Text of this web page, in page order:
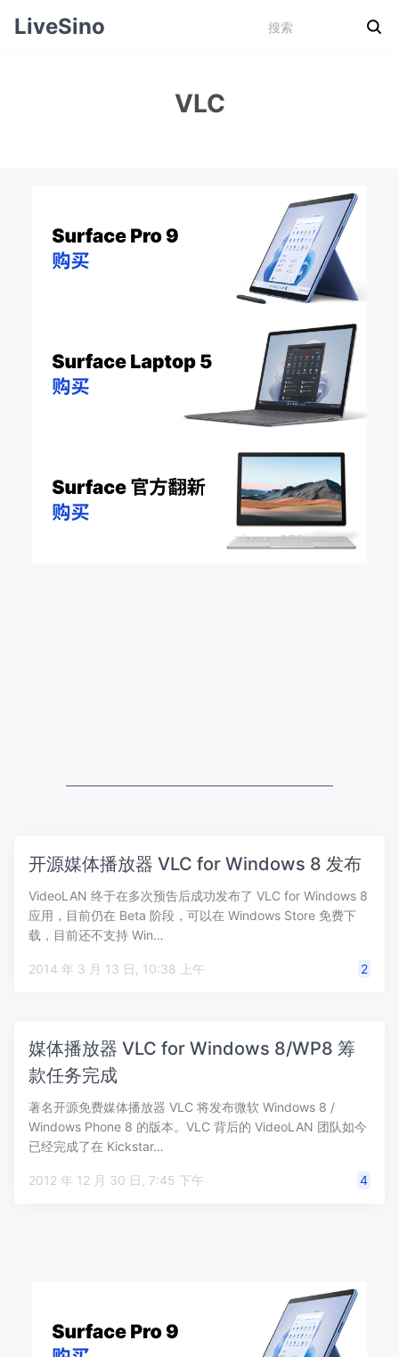
LiveSino
VLC
开源媒体播放器 VLC for Windows 8 发布
VideoLAN 终于在多次预告后成功发布了 VLC for Windows 8
应用，目前仍在 Beta 阶段，可以在 Windows Store 免费下
载，目前还不支持 Win…
2014 年 3 月 13 日, 10:38 上午 2
媒体播放器 VLC for Windows 8/WP8 筹
款任务完成
著名开源免费媒体播放器 VLC 将发布微软 Windows 8 /
Windows Phone 8 的版本。VLC 背后的 VideoLAN 团队如今
已经完成了在 Kickstar…
2012 年 12 月 30 日, 7:45 下午 4